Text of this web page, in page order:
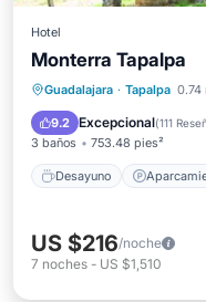
Hotel
Monterra Tapalpa
Guadalajara · Tapalpa 0.74
9.2 Excepcional(111
3 baños 753.48 pies²
Desayuno
Desayuno
Balcón/Terraza
US $216/noche
7 noches - US $1,510